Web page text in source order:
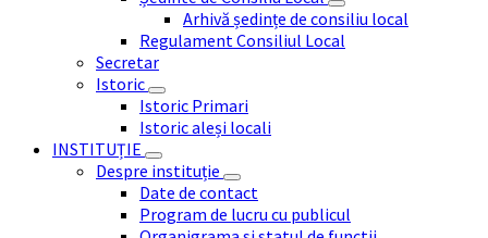
Arhivă ședințe de consiliu local
Regulament Consiliul Local
Secretar
Istoric
Istoric Primari
Istoric aleși locali
INSTITUȚIE
Despre instituție
Date de contact
Program de lucru cu publicul